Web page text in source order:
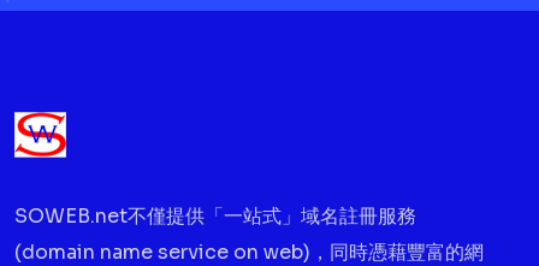
SOWEB.net不僅提供「一站式」域名註冊服務
(domain name service on web)，同時憑藉豐富的網